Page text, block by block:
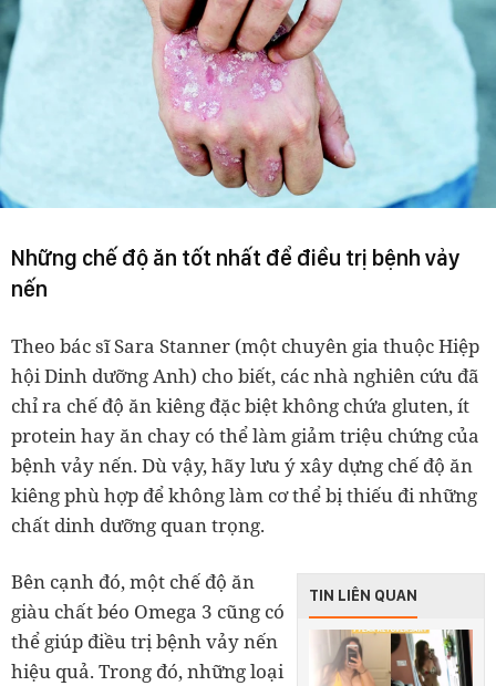
Những chế độ ăn tốt nhất để điều trị bệnh vảy
nến
Theo bác sĩ Sara Stanner (một chuyên gia thuộc Hiệp
hội Dinh dưỡng Anh) cho biết, các nhà nghiên cứu đã
chỉ ra chế độ ăn kiêng đặc biệt không chứa gluten, ít
protein hay ăn chay có thể làm giảm triệu chứng của
bệnh vảy nến. Dù vậy, hãy lưu ý xây dựng chế độ ăn
kiêng phù hợp để không làm cơ thể bị thiếu đi những
chất dinh dưỡng quan trọng.
TIN LIÊN QUAN
Bên cạnh đó, một chế độ ăn
giàu chất béo Omega 3 cũng có
thể giúp điều trị bệnh vảy nến
hiệu quả. Trong đó, những loại